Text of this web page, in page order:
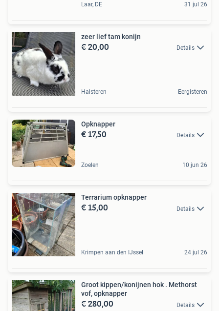
Laar, DE 31 jul 26
zeer lief tam konijn
€ 20,00 Details
Halsteren Eergisteren
Opknapper
€ 17,50 Details
Zoelen 10 jun 26
Terrarium opknapper
€ 15,00 Details
Krimpen aan den IJssel 24 jul 26
Groot kippen/konijnen hok . Methorst
vof, opknapper
€ 280,00 Details